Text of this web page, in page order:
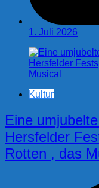
1. Juli 2026
Kultur
Eine
Hersfelder
Rotten , das